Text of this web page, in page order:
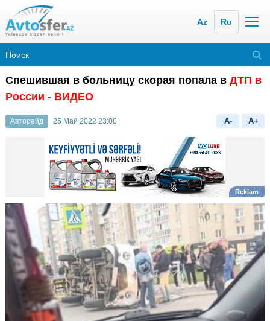
Az Ru
Спешившая в больницу скорая попала в ДТП в
России - ВИДЕО
Авторейд 25 Май 2022 23:00 A- A+